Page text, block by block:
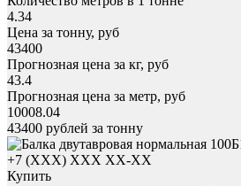
4.34
Цена за тонну, руб
43400
Прогнозная цена за кг, руб
43.4
Прогнозная цена за метр, руб
10008.04
43400 рублей за тонну
+7 (XXX) ХХХ ХХ-ХХ
Купить